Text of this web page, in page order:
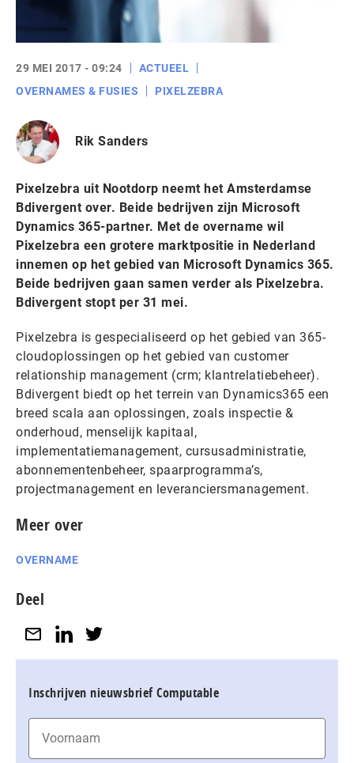
29 MEI 2017 - 09:24
ACTUEEL
OVERNAMES & FUSIES
PIXELZEBRA
Rik Sanders
Pixelzebra uit Nootdorp neemt het Amsterdamse
Bdivergent over. Beide bedrijven zijn Microsoft
Dynamics 365-partner. Met de overname wil
Pixelzebra een grotere marktpositie in Nederland
innemen op het gebied van Microsoft Dynamics 365.
Beide bedrijven gaan samen verder als Pixelzebra.
Bdivergent stopt per 31 mei.
Pixelzebra is gespecialiseerd op het gebied van 365-
cloudoplossingen op het gebied van customer
relationship management (crm; klantrelatiebeheer).
Bdivergent biedt op het terrein van Dynamics365 een
breed scala aan oplossingen, zoals inspectie &
onderhoud, menselijk kapitaal,
implementatiemanagement, cursusadministratie,
abonnementenbeheer, spaarprogramma’s,
projectmanagement en leveranciersmanagement.
Meer over
OVERNAME
Deel
Inschrijven nieuwsbrief Computable